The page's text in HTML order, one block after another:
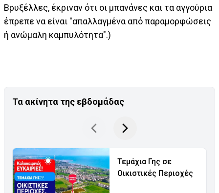
Βρυξέλλες, έκριναν ότι οι μπανάνες και τα αγγούρια
έπρεπε να είναι "απαλλαγμένα από παραμορφώσεις
ή ανώμαλη καμπυλότητα".)
Τα ακίνητα της εβδομάδας
Τεμάχια Γης σε
Οικιστικές Περιοχές